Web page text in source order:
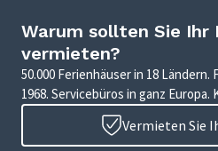
Warum sollten Sie Ihr
vermieten?
50.000 Ferienhäuser in 18
1968. Servicebüros in ganz
Vermieten Sie